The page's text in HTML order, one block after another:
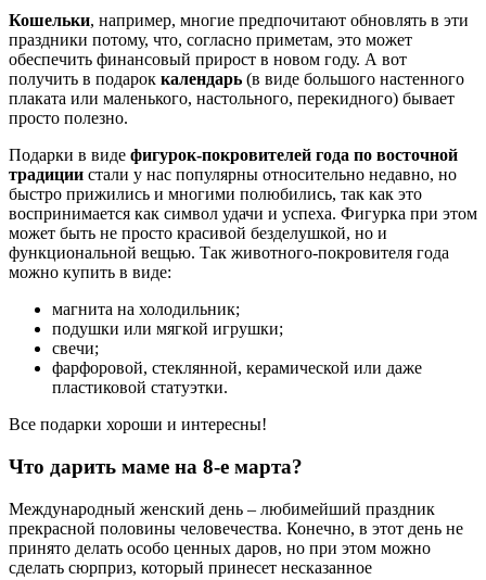
Кошельки, например, многие предпочитают обновлять в эти
праздники потому, что, согласно приметам, это может
обеспечить финансовый прирост в новом году. А вот
получить в подарок календарь (в виде большого настенного
плаката или маленького, настольного, перекидного) бывает
просто полезно.
Подарки в виде фигурок-покровителей года по восточной
традиции стали у нас популярны относительно недавно, но
быстро прижились и многими полюбились, так как это
воспринимается как символ удачи и успеха. Фигурка при этом
может быть не просто красивой безделушкой, но и
функциональной вещью. Так животного-покровителя года
можно купить в виде:
магнита на холодильник;
подушки или мягкой игрушки;
свечи;
фарфоровой, стеклянной, керамической или даже
пластиковой статуэтки.
Все подарки хороши и интересны!
Что дарить маме на 8-е марта?
Международный женский день – любимейший праздник
прекрасной половины человечества. Конечно, в этот день не
принято делать особо ценных даров, но при этом можно
сделать сюрприз, который принесет несказанное